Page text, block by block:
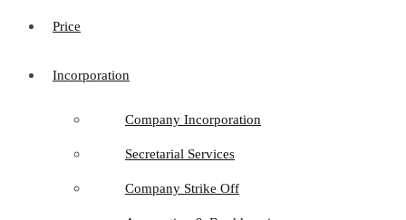
Price
Incorporation
Company Incorporation
Secretarial Services
Company Strike Off